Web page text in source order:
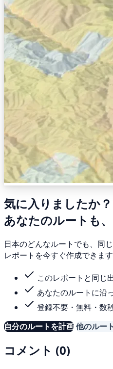
気に入りましたか？
あなたのルートも
日本のどんなルートでも、同
レポートを今すぐ作成できます
このレポートと同じ
あなたのルートに沿
登録不要・無料・数
自分のルートを計画他のルー
コメント (0)